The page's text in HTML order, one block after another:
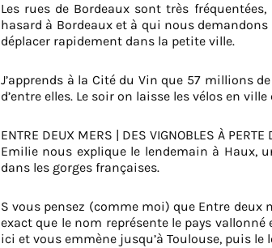
Les rues de Bordeaux sont très
hasard à Bordeaux et à qui nous
déplacer rapidement dans la petite ville.
J’apprends à la Cité du Vin que 57 millions
d’entre elles. Le soir on laisse les vélos en
ENTRE DEUX MERS | DES VIGNOBLES À PERTE
Emilie nous explique le lendemain à Haux,
dans les gorges françaises.
S vous pensez (comme moi) que Entre
exact que le nom représente le pays
ici et vous emmène jusqu’à Toulouse, puis